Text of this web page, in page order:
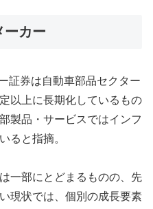
ーカー
証券は自動車部品セクター
以上に長期化しているもの
製品・サービスではインフ
ると指摘。
一部にとどまるものの、先
現状では、個別の成長要素